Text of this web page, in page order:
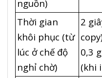
nguồn)
Thời gian
khôi phục (từ
lúc ở chế độ
nghỉ chờ)
2
0,3
(khi